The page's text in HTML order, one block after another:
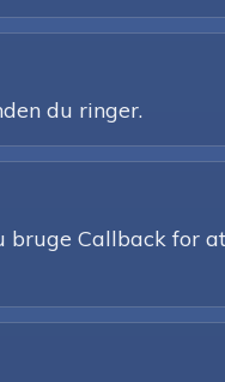
du ringer.
bruge Callback for